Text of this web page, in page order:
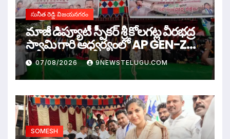
సునీత రెడ్డి విజయనగరం
మాజీ డిప్యూటీ స్పీకర్ శ్రీ కోలగట్ల వీరభద్ర
స్వామి గారి ఆధ్వర్యంలో AP GEN-Z
WAR
07/08/2026 9NEWSTELUGU.COM
SOMESH